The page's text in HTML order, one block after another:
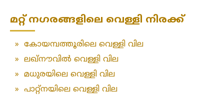
മറ്റ് നഗരങ്ങളിലെ വെള്ളി നിരക്ക്
» കോയമ്പത്തൂരിലെ വെള്ളി വില
» ലഖ്‌നൗവിൽ വെള്ളി വില
» മധുരയിലെ വെള്ളി വില
» പാറ്റ്നയിലെ വെള്ളി വില